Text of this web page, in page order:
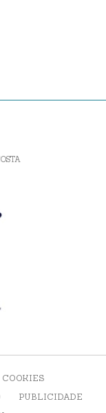
PUBLICIDADE